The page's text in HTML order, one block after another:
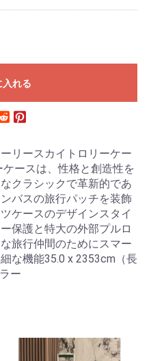
入れる
リースカイトロリーケー
ースは、性格と創造性を
クラシックで革新的であ
バスの旅行パッチを装飾
ケースのデザインスタイ
保護と特大の外部プルロ
旅行仲間のためにスマー
な機能35.0 x 2353cm（長
ー